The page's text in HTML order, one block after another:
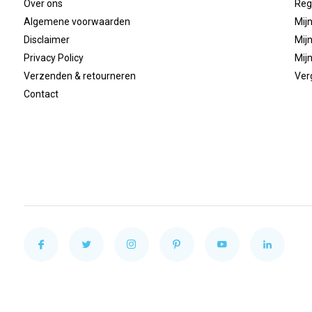
Over ons
Algemene voorwaarden
Disclaimer
Privacy Policy
Verzenden & retourneren
Contact